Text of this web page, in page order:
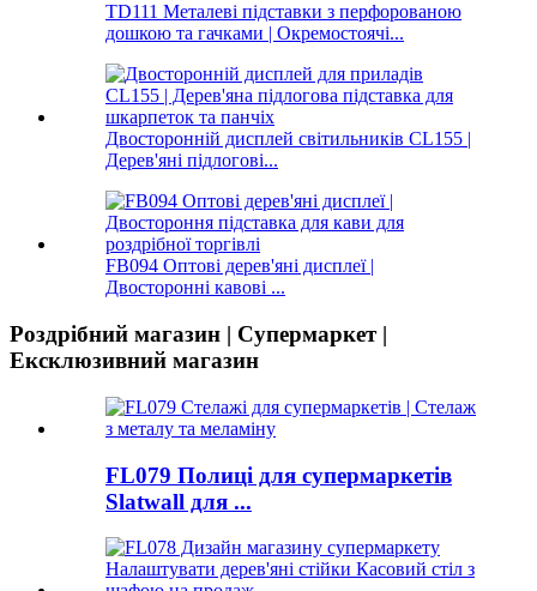
TD111 Металеві підставки з перфорованою
дошкою та гачками | Окремостоячі...
Двосторонній дисплей світильників CL155 |
Дерев'яні підлогові...
FB094 Оптові дерев'яні дисплеї |
Двосторонні кавові ...
Роздрібний магазин | Супермаркет |
Ексклюзивний магазин
FL079 Полиці для супермаркетів
Slatwall для ...